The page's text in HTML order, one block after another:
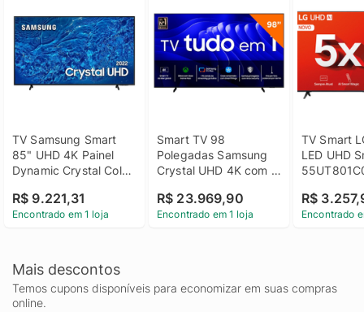
TV Samsung Smart
85" UHD 4K Painel
Dynamic Crystal Color
UN85CU8000GXZD
R$ 9.221,31
Encontrado em 1 loja
Smart TV 98
Polegadas Samsung
Crystal UHD 4K com
98DU9000
R$ 23.969,90
Encontrado em 1 loja
TV Smart
LED UHD
R$
Encontrado
Mais descontos
Temos cupons disponíveis para economizar em suas compras
online.